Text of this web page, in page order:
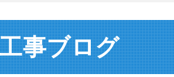
事ブログ